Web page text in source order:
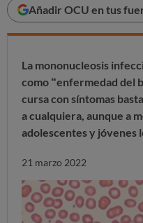
Añadir OCU en tus
La mononucleosis
como “enfermedad del
cursa con síntomas
a cualquiera, aunque a
adolescentes y jóvenes
21 marzo 2022